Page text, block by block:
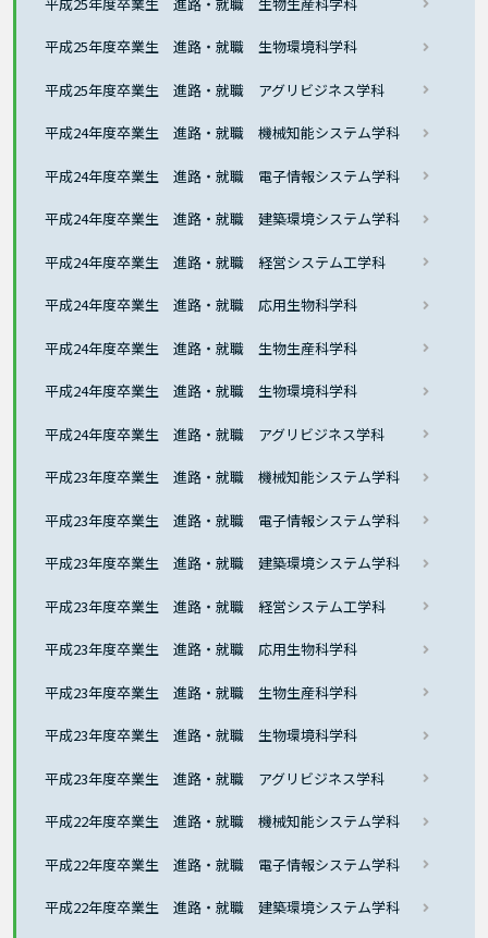
平成25年度卒業生 進路・就職 生物環境科学科
平成25年度卒業生 進路・就職 アグリビジネス学科
平成24年度卒業生 進路・就職 機械知能システム学科
平成24年度卒業生 進路・就職 電子情報システム学科
平成24年度卒業生 進路・就職 建築環境システム学科
平成24年度卒業生 進路・就職 経営システム工学科
平成24年度卒業生 進路・就職 応用生物科学科
平成24年度卒業生 進路・就職 生物生産科学科
平成24年度卒業生 進路・就職 生物環境科学科
平成24年度卒業生 進路・就職 アグリビジネス学科
平成23年度卒業生 進路・就職 機械知能システム学科
平成23年度卒業生 進路・就職 電子情報システム学科
平成23年度卒業生 進路・就職 建築環境システム学科
平成23年度卒業生 進路・就職 経営システム工学科
平成23年度卒業生 進路・就職 応用生物科学科
平成23年度卒業生 進路・就職 生物生産科学科
平成23年度卒業生 進路・就職 生物環境科学科
平成23年度卒業生 進路・就職 アグリビジネス学科
平成22年度卒業生 進路・就職 機械知能システム学科
平成22年度卒業生 進路・就職 電子情報システム学科
平成22年度卒業生 進路・就職 建築環境システム学科